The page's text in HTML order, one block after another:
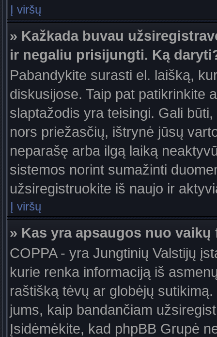
Į viršų
» Kažkada buvau
ir negaliu prisijungti. Ką
Pabandykite surasti el. laišką,
diskusijose. Taip pat patikrinkite
slaptažodis yra teisingi. Gali
nors priežasčių, ištrynė jūsų
neparašę arba ilgą laiką
sistemos norint sumažinti
užsiregistruokite iš naujo ir
Į viršų
» Kas yra apsaugos nuo vaikų
COPPA - yra Jungtinių Valstijų
kurie renka informaciją iš
raštišką tėvų ar globėjų
jums, kaip bandančiam
Įsidėmėkite, kad phpBB Grupė